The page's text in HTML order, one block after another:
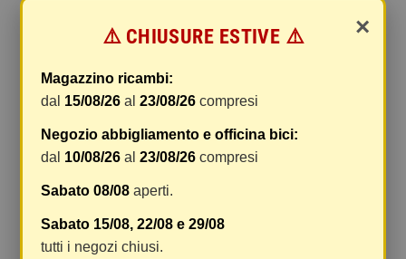
gestione e imballaggio e le spese postali. I costi
variano a seconda del peso totale della
spedizione. Vi consigliamo di raggruppare i
possibile raggruppare due ordini distinti
effettuati separatamente, pertanto le spese di
spedizione saranno addebitate per ognuno di
essi. Il vostro pacco sarà inviato a vostro rischio,
ma viene prestata un'attenzione particolare in
caso di oggetti fragili.
×
⚠️ CHIUSURE ESTIVE ⚠️
Magazzino ricambi:
dal 15/08/26 al23/08/26 compresi
Negozio abbigliamento e officina bici:
dal 10/08/26 al23/08/26 compresi
Sabato 08/08 aperti.
Sabato 15/08, 22/08 e 29/08
tutti i negozi chiusi.